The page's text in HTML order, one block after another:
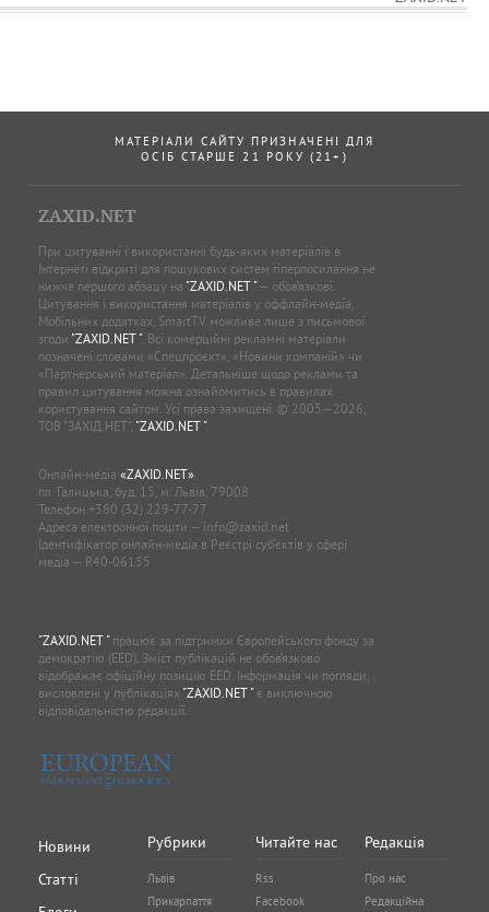
МАТЕРІАЛИ САЙТУ ПРИЗНАЧЕНІ ДЛЯ
ОСІБ СТАРШЕ 21 РОКУ (21+)
ZAXID.NET
При цитуванні і використанні будь-яких матеріалів в
Інтернеті відкриті для пошукових систем гіперпосилання не
нижче першого абзацу на "ZAXID.NET "— обов’язкові.
Цитування і використання матеріалів у оффлайн-медіа,
Мобільних додатках, SmartTV можливе лише з письмової
згоди "ZAXID.NET ". Всі комерційні рекламні матеріали
позначені словами «Спецпроєкт», «Новини компаній» чи
«Партнерський матеріал». Детальніше щодо реклами та
правил цитування можна ознайомитись в правилах
користування сайтом. Усі права захищені. © 2005—2026,
ТОВ “ЗАХІД.НЕТ”, "ZAXID.NET ".
Онлайн-медіа «ZAXID.NET»
пл. Галицька, буд. 15, м. Львів, 79008
Телефон +380 (32) 229-77-77
Адреса електронної пошти — info@zaxid.net
Ідентифікатор онлайн-медіа в Реєстрі суб'єктів у сфері
медіа — R40-06155
"ZAXID.NET "працює за підтримки Європейського фонду за
демократію (EED). Зміст публікацій не обов’язково
відображає офіційну позицію EED. Інформація чи погляди,
висловлені у публікаціях "ZAXID.NET "є виключною
відповідальністю редакції.
Новини
Статті
Рубрики
Львів
Прикарпаття
Читайте нас
Rss
Facebook
Редакція
Про нас
Редакційна